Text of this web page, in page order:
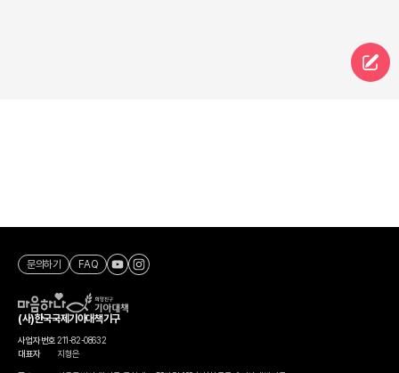
(사)한국국제기아대책기구
사업자번호211-82-08632
대표자
지형은
문의하기 FAQ